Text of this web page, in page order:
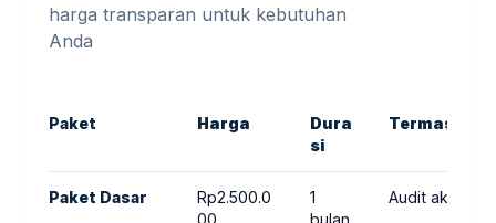
harga transparan untuk kebutuhan
Anda
Paket Harga
Dura
si
Termasuk
Paket Dasar
Rp2.500.0
00
1
bulan
Audit akun,